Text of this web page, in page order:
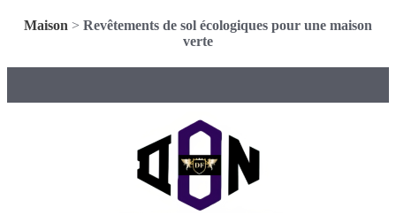
Maison > Revêtements de sol écologiques pour une maison
verte